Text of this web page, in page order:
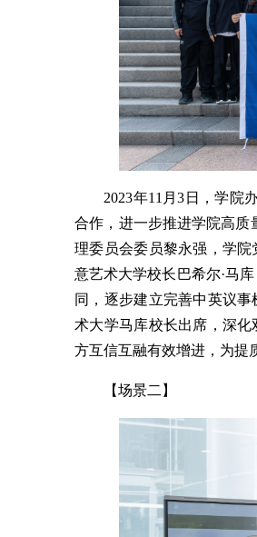
2023年11月3日，学院
合作，进一步推进学院高质
理委员会委员黎永强，学
意艺术大学校长巴希尔·马
同，逐步建立完善中英议
术大学马库校长出席，深
方互信互融有效增进，为提
【场景二】